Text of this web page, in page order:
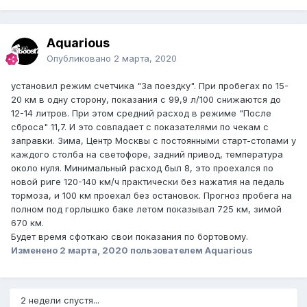
Aquarious
Опубликовано 2 марта, 2020
установил режим счетчика "За поездку". При пробегах по 15-
20 км в одну сторону, показания с 99,9 л/100 снижаются до
12-14 литров. При этом средний расход в режиме "После
сброса" 11,7. И это совпадает с показателями по чекам с
заправки. Зима, Центр Москвы с постоянными старт-стопами у
каждого столба на светофоре, задний привод, температура
около нуля. Минимальный расход был 8, это проехался по
новой риге 120-140 км/ч практически без нажатия на педаль
тормоза, и 100 км проехал без остановок. Прогноз пробега на
полном под горлышко баке летом показывал 725 км, зимой
670 км.
Будет время сфоткаю свои показания по бортовому.
Изменено 2 марта, 2020 пользователем Aquarious
2 недели спустя...